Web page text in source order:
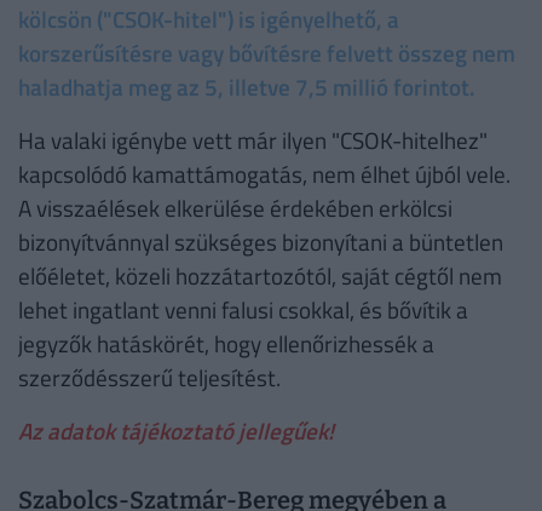
kölcsön ("CSOK-hitel") is igényelhető, a
korszerűsítésre vagy bővítésre felvett összeg nem
haladhatja meg az 5, illetve 7,5 millió forintot.
Ha valaki igénybe vett már ilyen "CSOK-hitelhez"
kapcsolódó kamattámogatás, nem élhet újból vele.
A visszaélések elkerülése érdekében erkölcsi
bizonyítvánnyal szükséges bizonyítani a büntetlen
előéletet, közeli hozzátartozótól, saját cégtől nem
lehet ingatlant venni falusi csokkal, és bővítik a
jegyzők hatáskörét, hogy ellenőrizhessék a
szerződésszerű teljesítést.
Az adatok tájékoztató jellegűek!
Szabolcs-Szatmár-Bereg megyében a